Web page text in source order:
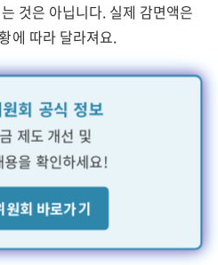
것은 아닙니다. 실제 감면액은
에 따라 달라져요.
회 공식 정보
제도 개선 및
을 확인하세요!
원회 바로가기